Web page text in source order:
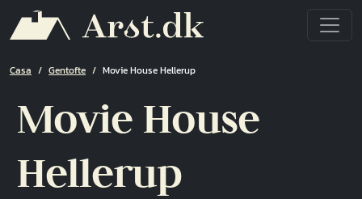
Briciole di pane
Casa Gentofte Movie House Hellerup
Movie House
Hellerup